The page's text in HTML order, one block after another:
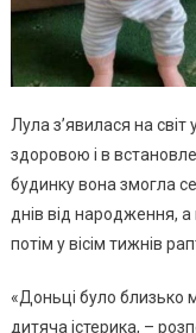
Лула з’явилася на
здоровою і в
будинку вона змогла
днів від народження, а
потім у вісім тижнів
«Доньці було близько
дитяча істерика, –